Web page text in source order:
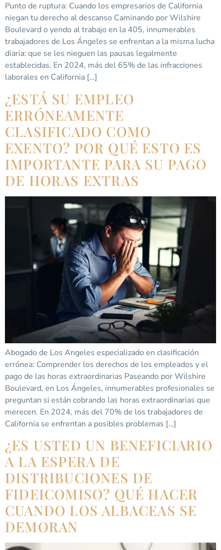
Punto de ruptura: Cuando los empresarios de California
niegan tu derecho al descanso Caminando por Wilshire
Boulevard o yendo al trabajo en la 405, innumerables
trabajadores de Los Ángeles se enfrentan a la misma lucha
diaria: que se les nieguen las pausas legalmente
establecidas. En 2024, más del 65% de las infracciones
laborales en California […]
¿ESTÁ SU EMPLEO
ERRÓNEAMENTE
CLASIFICADO COMO
EXENTO? POR QUÉ ESTO ES
IMPORTANTE PARA SU PAGO
DE HORAS EXTRAS
Abogado de Los Angeles especializado en clasificación
errónea: Comprender los derechos de los empleados y el
pago de las horas extraordinarias Paseando por Wilshire
Boulevard, en Los Ángeles, innumerables profesionales se
preguntan si están cobrando las horas extraordinarias que
merecen. En 2024, más del 70% de los trabajadores de
California se enfrentan a posibles problemas […]
¿ES USTED UN BENEFICIARIO
A LA ESPERA DE
DISTRIBUCIONES DE
FIDEICOMISO? QUÉ HACER
CUANDO LOS ALBACEAS SE
DEMORAN